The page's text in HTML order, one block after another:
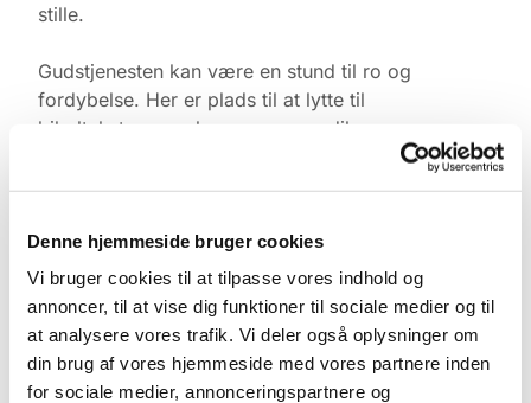
Denne hjemmeside bruger cookies
Vi bruger cookies til at tilpasse vores indhold og
annoncer, til at vise dig funktioner til sociale medier og til
at analysere vores trafik. Vi deler også oplysninger om
din brug af vores hjemmeside med vores partnere inden
for sociale medier, annonceringspartnere og
stille.
Gudstjenesten kan være en stund til ro og
fordybelse. Her er plads til at lytte til
bibelteksterne, salmerne og prædikenen, og
måske tage noget med sig hjem til eftertanke.
kirkerummet, hvor alle er velkomne til at blive,
drikke en kop kaffe og få en uformel snak.